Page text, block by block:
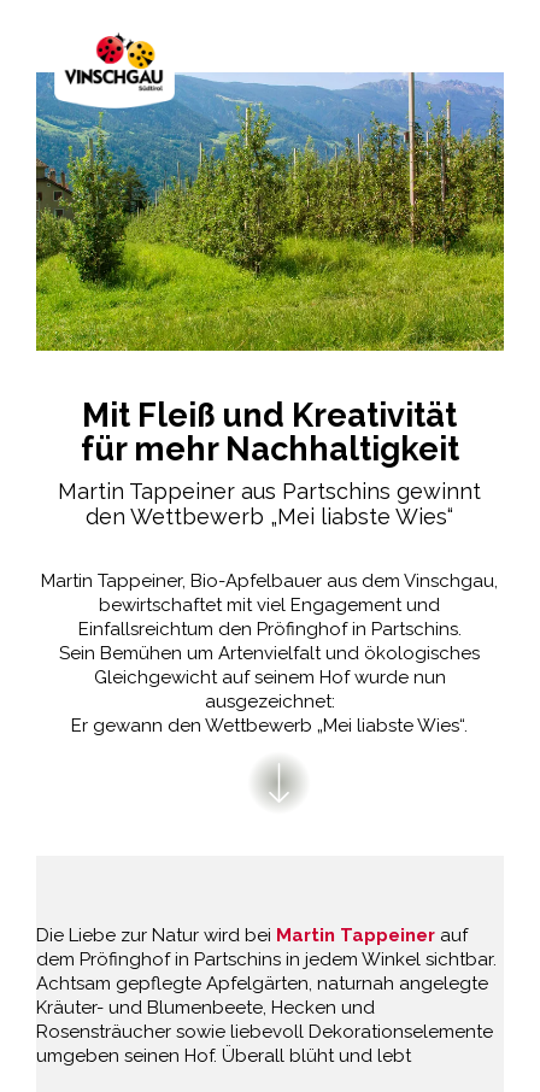
Mit Fleiß und Kreativität
für mehr Nachhaltigkeit
Martin Tappeiner aus Partschins gewinnt
den Wettbewerb „Mei liabste Wies“
Martin Tappeiner, Bio-Apfelbauer aus dem Vinschgau,
bewirtschaftet mit viel Engagement und
Einfallsreichtum den Pröfinghof in Partschins.
Sein Bemühen um Artenvielfalt und ökologisches
Gleichgewicht auf seinem Hof wurde nun
ausgezeichnet:
Er gewann den Wettbewerb „Mei liabste Wies“.
Die Liebe zur Natur wird bei Martin Tappeinerauf
dem Pröfinghof in Partschins in jedem Winkel sichtbar.
Achtsam gepflegte Apfelgärten, naturnah angelegte
Kräuter- und Blumenbeete, Hecken und
Rosensträucher sowie liebevoll Dekorationselemente
umgeben seinen Hof. Überall blüht und lebt